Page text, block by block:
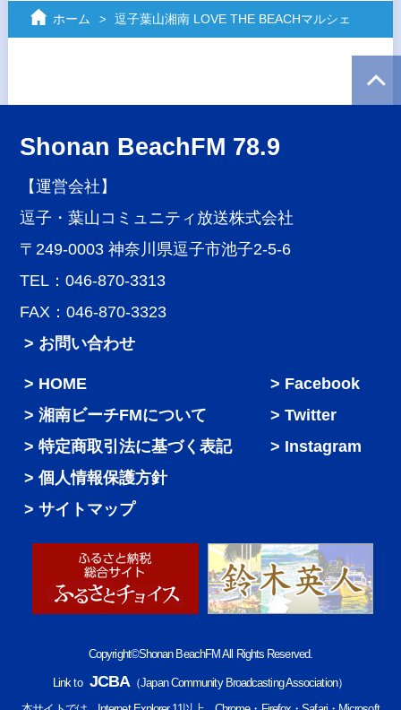
ホーム 逗子葉山湘南 LOVE THE BEACHマルシェ
Shonan BeachFM 78.9
【運営会社】
逗子・葉山コミュニティ放送株式会社
〒249-0003 神奈川県逗子市池子2-5-6
TEL：046-870-3313
FAX：046-870-3323
> お問い合わせ
HOME
湘南ビーチFMについて
特定商取引法に基づく表記
個人情報保護方針
サイトマップ
Facebook
Twitter
Instagram
Copyright©Shonan BeachFM All Rights Reserved.
Link to JCBA（Japan Community Broadcasting Association）